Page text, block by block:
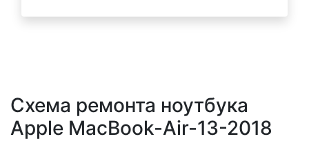
Схема ремонта ноутбука
Apple MacBook-Air-13-2018